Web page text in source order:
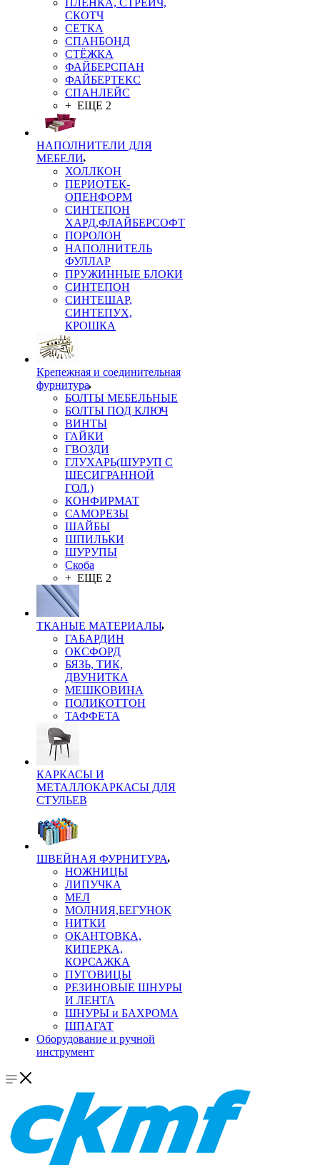
ПЛЁНКА, СТРЕЙЧ,
СКОТЧ
СЕТКА
СПАНБОНД
СТЁЖКА
ФАЙБЕРСПАН
ФАЙБЕРТЕКС
СПАНЛЕЙС
+ ЕЩЕ 2
НАПОЛНИТЕЛИ ДЛЯ
МЕБЕЛИ
ХОЛЛКОН
ПЕРИОТЕК-
ОПЕНФОРМ
СИНТЕПОН
ХАРД,ФЛАЙБЕРСОФТ
ПОРОЛОН
НАПОЛНИТЕЛЬ
ФУЛЛАР
ПРУЖИННЫЕ БЛОКИ
СИНТЕПОН
СИНТЕШАР,
СИНТЕПУХ,
КРОШКА
Крепежная и соединительная
фурнитура
БОЛТЫ МЕБЕЛЬНЫЕ
БОЛТЫ ПОД КЛЮЧ
ВИНТЫ
ГАЙКИ
ГВОЗДИ
ГЛУХАРЬ(ШУРУП С
ШЕСИГРАННОЙ
ГОЛ.)
КОНФИРМАТ
САМОРЕЗЫ
ШАЙБЫ
ШПИЛЬКИ
ШУРУПЫ
Скоба
+ ЕЩЕ 2
ТКАНЫЕ МАТЕРИАЛЫ
ГАБАРДИН
ОКСФОРД
БЯЗЬ, ТИК,
ДВУНИТКА
МЕШКОВИНА
ПОЛИКОТТОН
ТАФФЕТА
КАРКАСЫ И
МЕТАЛЛОКАРКАСЫ ДЛЯ
СТУЛЬЕВ
ШВЕЙНАЯ ФУРНИТУРА
НОЖНИЦЫ
ЛИПУЧКА
МЕЛ
МОЛНИЯ,БЕГУНОК
НИТКИ
ОКАНТОВКА,
КИПЕРКА,
КОРСАЖКА
ПУГОВИЦЫ
РЕЗИНОВЫЕ ШНУРЫ
И ЛЕНТА
ШНУРЫ и БАХРОМА
ШПАГАТ
Оборудование и ручной
инструмент